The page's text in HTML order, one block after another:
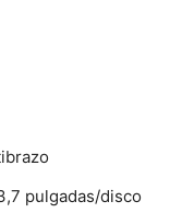
pulgadas/disco